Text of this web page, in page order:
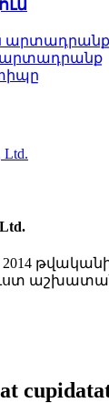
արտադրանք
արտադրանք
է 2014